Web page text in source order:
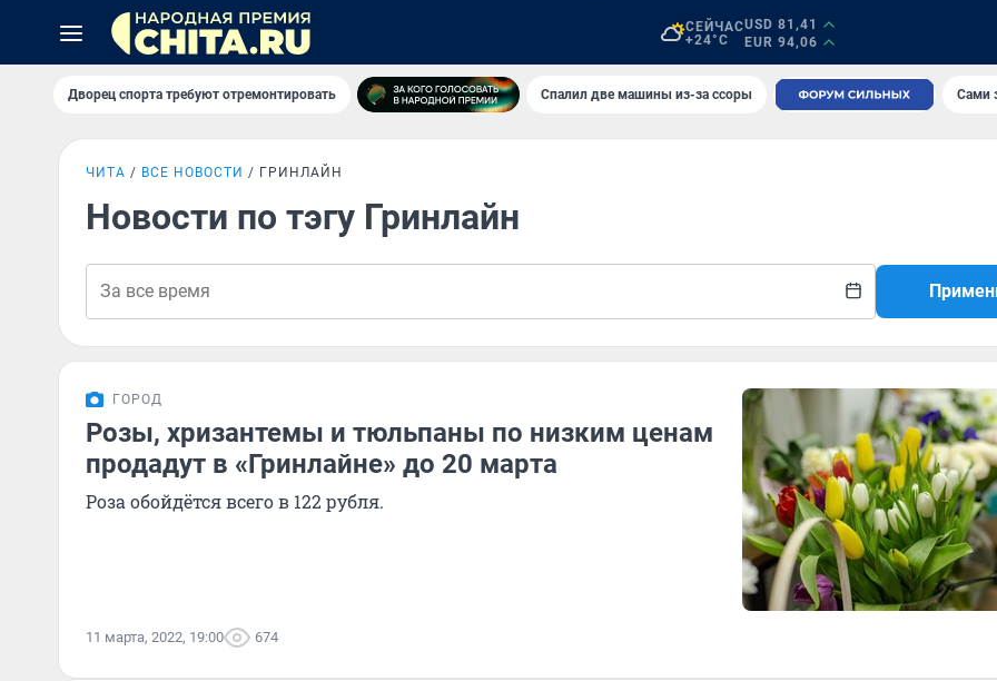
СЕЙЧАС
+24°C
USD 81,41
EUR 94,06
Дворец спорта требуют отремонтировать Спалил две машины из-за ссоры Сами
ЧИТА ВСЕ НОВОСТИ ГРИНЛАЙН
Новости по тэгу Гринлайн
ГОРОД
Розы, хризантемы и тюльпаны по низким ценам
продадут в «Гринлайне» до 20 марта
Роза обойдётся всего в 122 рубля.
11 марта, 2022, 19:00 674